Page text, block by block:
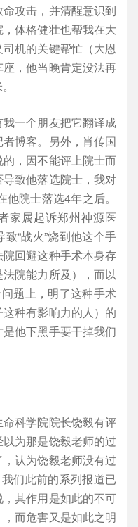
攻击，并清醒意识到
体格健壮也帮我在大
机的关键帮忙（大恩
，他当晚肯定没法再
一个朋友把它翻译成
博客。另外，肖传国
，因不能评上院士而
致他落选院士，我对
院士落选4年之后。
家属起诉郑州神源医
“战火”烧到他这个手
回避这种手术本身存
院能力所及），而以
题上，明了这种手术
种有影响力的人）的
他下黑手要干掉我们
科学院院长饶毅有评
为那是饶毅老师的过
认为饶毅老师没有过
们此前的系列报道已
其作用是如此的不可
而危害又是如此之明